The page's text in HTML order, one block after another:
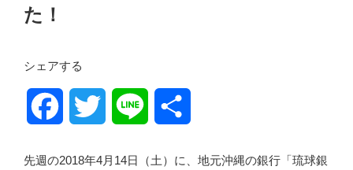
た！
シェアする
先週の2018年4月14日（土）に、地元沖縄の銀行「琉球銀